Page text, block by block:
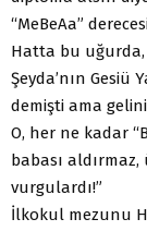
“MeBeAa”
Hatta bu
Şeyda’nın Gesiü
demişti ama
O, her ne kadar
babası aldırmaz,
vurgulardı!”
İlkokul mezunu